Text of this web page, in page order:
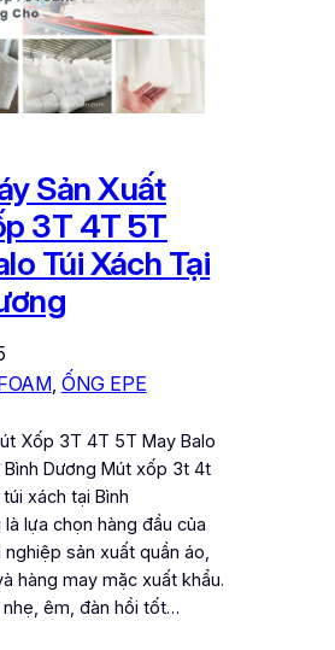
Sản Xuất
3T 4T 5T
Túi Xách Tại
, ỐNG EPE
Xốp 3T 4T 5T May Balo
Bình Dương Mút xốp 3t 4t
xách tại Bình
là lựa chọn hàng đầu của
nghiệp sản xuất quần áo,
hàng may mặc xuất khẩu.
êm, đàn hồi tốt…